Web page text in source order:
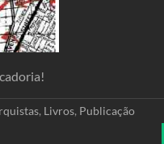
, Livros, Publicação